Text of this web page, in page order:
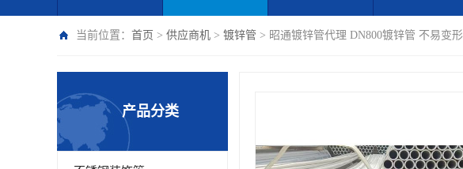
当前位置： 首页 > 供应商机 > 镀锌管 > 昭通镀锌管代理 DN800镀锌管 不易变形
产品分类